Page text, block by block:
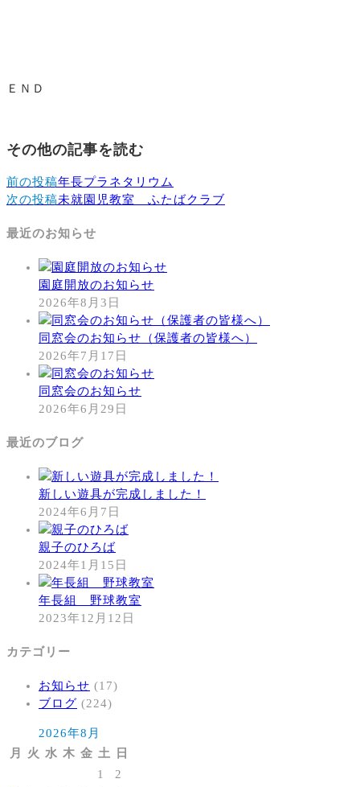
ＥＮＤ
その他の記事を読む
前の投稿年長プラネタリウム
次の投稿未就園児教室 ふたばクラブ
最近のお知らせ
園庭開放のお知らせ
2026年8月3日
同窓会のお知らせ（保護者の皆様へ）
2026年7月17日
同窓会のお知らせ
2026年6月29日
最近のブログ
新しい遊具が完成しました！
2024年6月7日
親子のひろば
2024年1月15日
年長組 野球教室
2023年12月12日
カテゴリー
お知らせ (17)
ブログ (224)
2026年8月
月
火 水 木 金 土
日
1
2